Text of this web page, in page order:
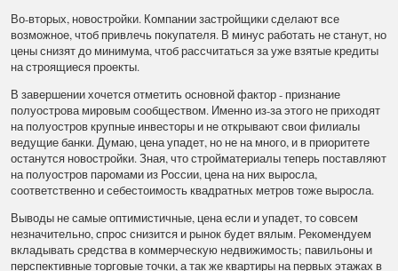
Во-вторых, новостройки. Компании застройщики сделают все
возможное, чтоб привлечь покупателя. В минус работать не станут, но
цены снизят до минимума, чтоб рассчитаться за уже взятые кредиты
на строящиеся проекты.
В завершении хочется отметить основной фактор - признание
полуострова мировым сообществом. Именно из-за этого не приходят
на полуостров крупные инвесторы и не открывают свои филиалы
ведущие банки. Думаю, цена упадет, но не на много, и в приоритете
останутся новостройки. Зная, что стройматериалы теперь поставляют
на полуостров паромами из России, цена на них выросла,
соответственно и себестоимость квадратных метров тоже выросла.
Выводы не самые оптимистичные, цена если и упадет, то совсем
незначительно, спрос снизится и рынок будет вялым. Рекомендуем
вкладывать средства в коммерческую недвижимость; павильоны и
перспективные торговые точки, а так же квартиры на первых этажах в